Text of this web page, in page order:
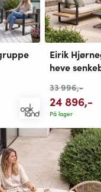
Eirik
heve
33 996,-
24 896,-
På lager